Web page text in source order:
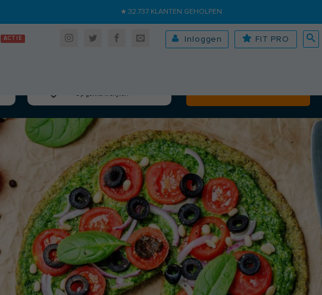
★ 32.737 KLANTEN GEHOLPEN
ACTIE Inloggen FIT PRO